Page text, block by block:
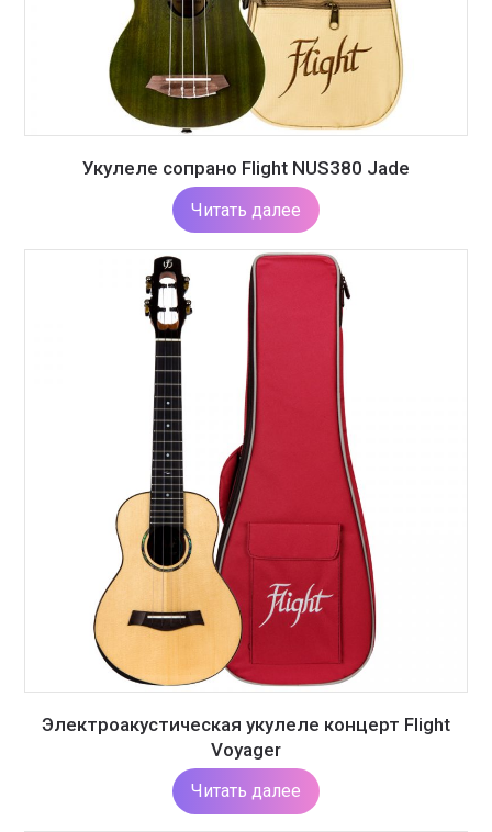
Укулеле сопрано Flight NUS380 Jade
Читать далее
Электроакустическая укулеле концерт Flight
Voyager
Читать далее